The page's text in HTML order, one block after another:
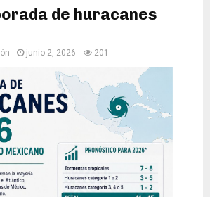
de huracanes
junio 2, 2026 201